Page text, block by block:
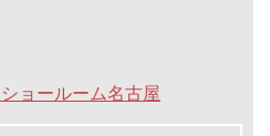
ョールーム名古屋